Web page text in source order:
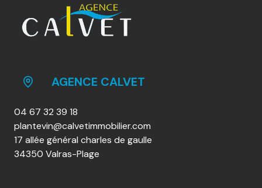
AGENCE CALVET
04 67 32 39 18
plantevin@calvetimmobilier.com
17 allée général charles de gaulle
34350 Valras-Plage